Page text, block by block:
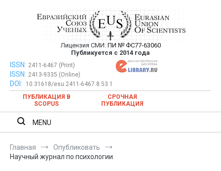
Евразийский Союз Ученых —
публикация научных статей в
ежемесячном научном журнале
Лицензия СМИ: ПИ № ФС77-63060
Публикуется с 2014 года
Евразийский Союз Ученых — публикация научных статей в
ежемесячном научном журнале
ISSN: 2411-6467 (Print)
ISSN: 2413-9335 (Online)
DOI:
10.31618/esu.2411-6467.8.53.1
ПУБЛИКАЦИЯ В
SCOPUS
СРОЧНАЯ
ПУБЛИКАЦИЯ
MENU
Главная
Опубликовать
Научный журнал по психологии